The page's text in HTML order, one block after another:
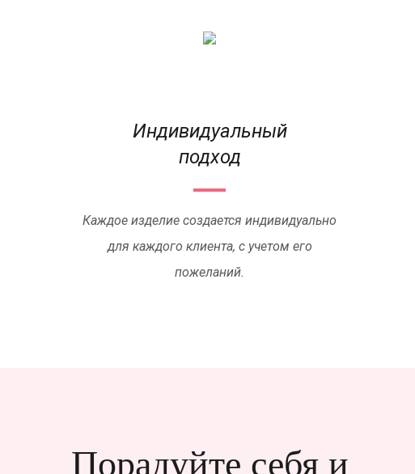
Индивидуальный
подход
Каждое изделие создается индивидуально
для каждого клиента, с учетом его
пожеланий.
Порадуйте себя и